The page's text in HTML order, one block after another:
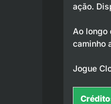
ação.
Ao longo
caminho
Jogue